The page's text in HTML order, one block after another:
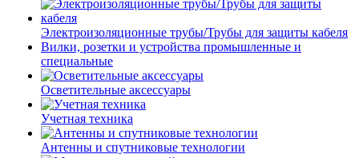
Электроизоляционные трубы/Трубы для защиты кабеля
Вилки, розетки и устройства промышленные и
специальные
Осветительные аксессуары
Учетная техника
Антенны и спутниковые технологии